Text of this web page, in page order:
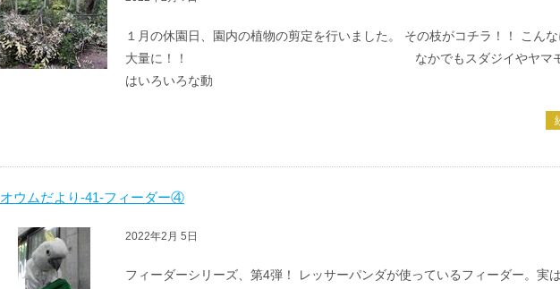
１月の休園日、園内の植物の剪定を行いました。 その枝がコチラ！！ こん
大量に！！ なかでもスダジイやヤマモモ、
はいろいろな動
オウムだより-41-フィーダー④
2022年2月 5日
フィーダーシリーズ、第4弾！ レッサーパンダが使っているフィーダー。実